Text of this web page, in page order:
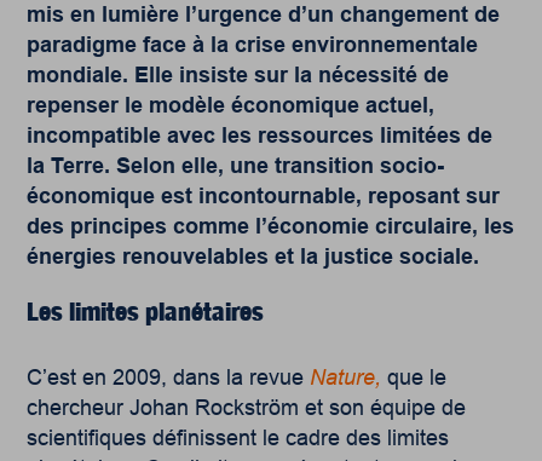
mis en lumière l’urgence d’un changement de
paradigme face à la crise environnementale
mondiale. Elle insiste sur la nécessité de
repenser le modèle économique actuel,
incompatible avec les ressources limitées de
la Terre. Selon elle, une transition socio-
économique est incontournable, reposant sur
des principes comme l’économie circulaire, les
énergies renouvelables et la justice sociale.
Les limites planétaires
C’est en 2009, dans la revue Nature, que le
chercheur Johan Rockström et son équipe de
scientifiques définissent le cadre des limites